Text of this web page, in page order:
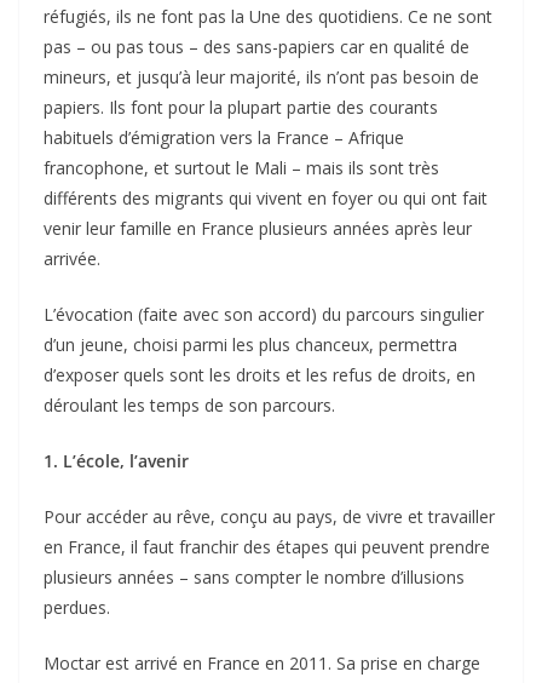
réfugiés, ils ne font pas la Une des quotidiens. Ce ne sont
pas – ou pas tous – des sans-papiers car en qualité de
mineurs, et jusqu’à leur majorité, ils n’ont pas besoin de
papiers. Ils font pour la plupart partie des courants
habituels d’émigration vers la France – Afrique
francophone, et surtout le Mali – mais ils sont très
différents des migrants qui vivent en foyer ou qui ont fait
venir leur famille en France plusieurs années après leur
arrivée.
L’évocation (faite avec son accord) du parcours singulier
d’un jeune, choisi parmi les plus chanceux, permettra
d’exposer quels sont les droits et les refus de droits, en
déroulant les temps de son parcours.
1. L’école, l’avenir
Pour accéder au rêve, conçu au pays, de vivre et travailler
en France, il faut franchir des étapes qui peuvent prendre
plusieurs années – sans compter le nombre d’illusions
perdues.
Moctar est arrivé en France en 2011. Sa prise en charge